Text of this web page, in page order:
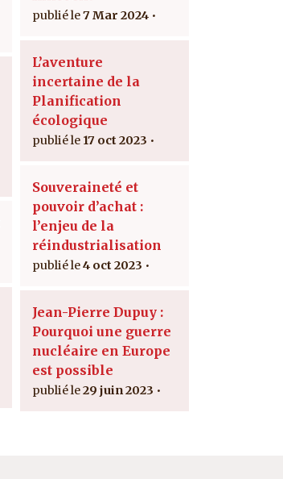
7 Mar 2024
L’aventure
incertaine de la
Planification
écologique
17 oct 2023
Souveraineté et
pouvoir d’achat :
l’enjeu de la
réindustrialisation
4 oct 2023
Jean-Pierre Dupuy :
Pourquoi une guerre
nucléaire en Europe
est possible
29 juin 2023